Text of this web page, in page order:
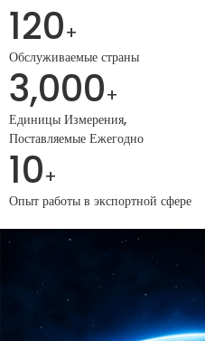
120+
Обслуживаемые страны
3,000+
Единицы Измерения,
Поставляемые Ежегодно
10+
Опыт работы в экспортной сфере